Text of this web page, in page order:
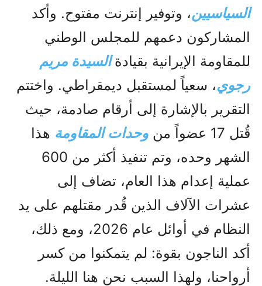
السياسيين، وتوفير إنترنت مفتوح. وأكد
المشاركون دعمهم للمجلس الوطني
للمقاومة الإيرانية بقيادةالسيدة مريم
رجوي، سعياً لمستقبل ديمقراطي. واختتم
التقرير بالإشارة إلى أرقام صادمة، حيث
قُتل 17 عضواً من
وحدات المقاومة هذا
الشهر وحده، وتم تنفيذ أكثر من 600
عملية إعدام هذا العام، تضاف إلى
عشرات الآلاف الذين قُدر مقتلهم على يد
النظام في أوائل عام 2026، ومع ذلك،
أكد الناجون بقوة: لم يتمكنوا من كسر
أرواحنا، ولهذا السبب نحن هنا الليلة.